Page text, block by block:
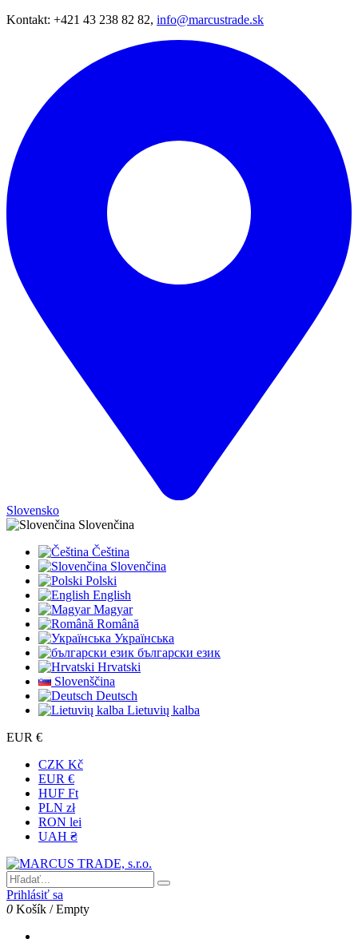
Kontakt: +421 43 238 82 82, info@marcustrade.sk
Slovensko
Slovenčina
Čeština
Slovenčina
Polski
English
Magyar
Română
Українська
български език
Hrvatski
Slovenščina
Deutsch
Lietuvių kalba
EUR €
CZK Kč
EUR €
HUF Ft
PLN zł
RON lei
UAH ₴
Prihlásiť sa
0 Košík /Empty